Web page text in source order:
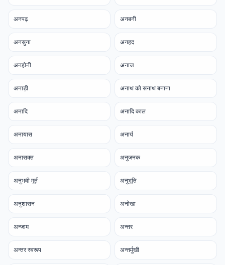
अनपढ़ अनबनी
अनसुना अनहद
अनहोनी अनाज
अनाड़ी अनाथ को सनाथ बनाना
अनादि अनादि काल
अनायास अनार्य
अनासक्त अनुजनक
अनुभवी मूर्त अनुभूति
अनुशासन अनोखा
अन्जाम अन्तर
अन्तर स्वरूप अन्तर्मुखी